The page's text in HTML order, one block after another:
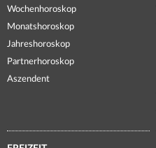
Wochenhoroskop
Monatshoroskop
Jahreshoroskop
Partnerhoroskop
Aszendent